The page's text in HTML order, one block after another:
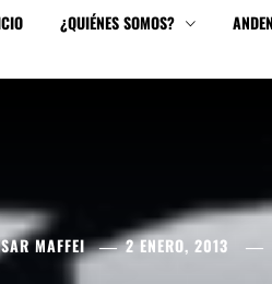
¿QUIÉNES SOMOS?
MAFFEI 2 ENERO, 2013